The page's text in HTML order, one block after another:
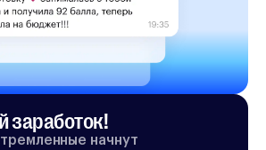
заработок!
начнут